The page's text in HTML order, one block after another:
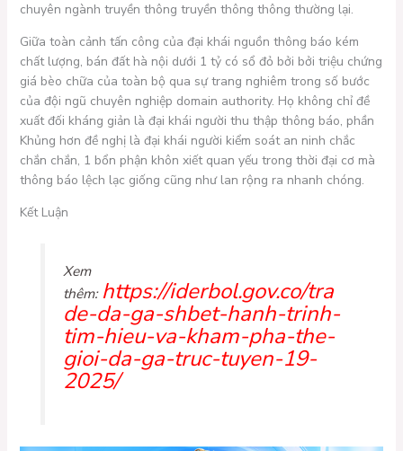
chuyên ngành truyền thông truyền thông thông thường lại.
Giữa toàn cảnh tấn công của đại khái nguồn thông báo kém
chất lượng, bán đất hà nội dưới 1 tỷ có sổ đỏ bởi bởi triệu chứng
giá bèo chữa của toàn bộ qua sự trang nghiêm trong số bước
của đội ngũ chuyên nghiệp domain authority. Họ không chỉ đề
xuất đối kháng giản là đại khái người thu thập thông báo, phần
Khủng hơn đề nghị là đại khái người kiểm soát an ninh chắc
chắn chắn, 1 bổn phận khôn xiết quan yếu trong thời đại cơ mà
thông báo lệch lạc giống cũng như lan rộng ra nhanh chóng.
Kết Luận
Xem
thêm: https://iderbol.gov.co/tra
de-da-ga-shbet-hanh-trinh-
tim-hieu-va-kham-pha-the-
gioi-da-ga-truc-tuyen-19-
2025/